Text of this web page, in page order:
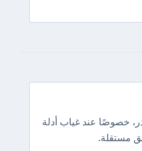
خصوصًا عند غياب أدلة
مستقلة.